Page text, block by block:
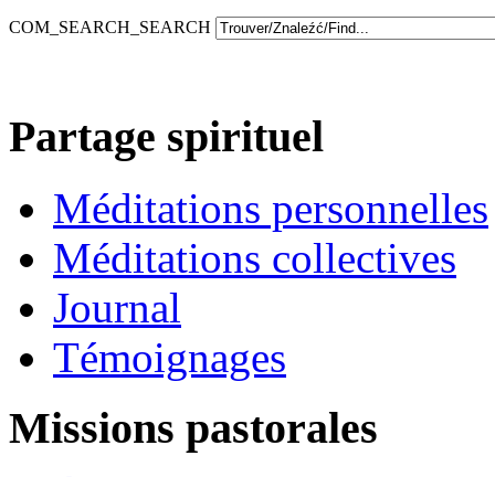
COM_SEARCH_SEARCH
Partage spirituel
Méditations personnelles
Méditations collectives
Journal
Témoignages
Missions pastorales